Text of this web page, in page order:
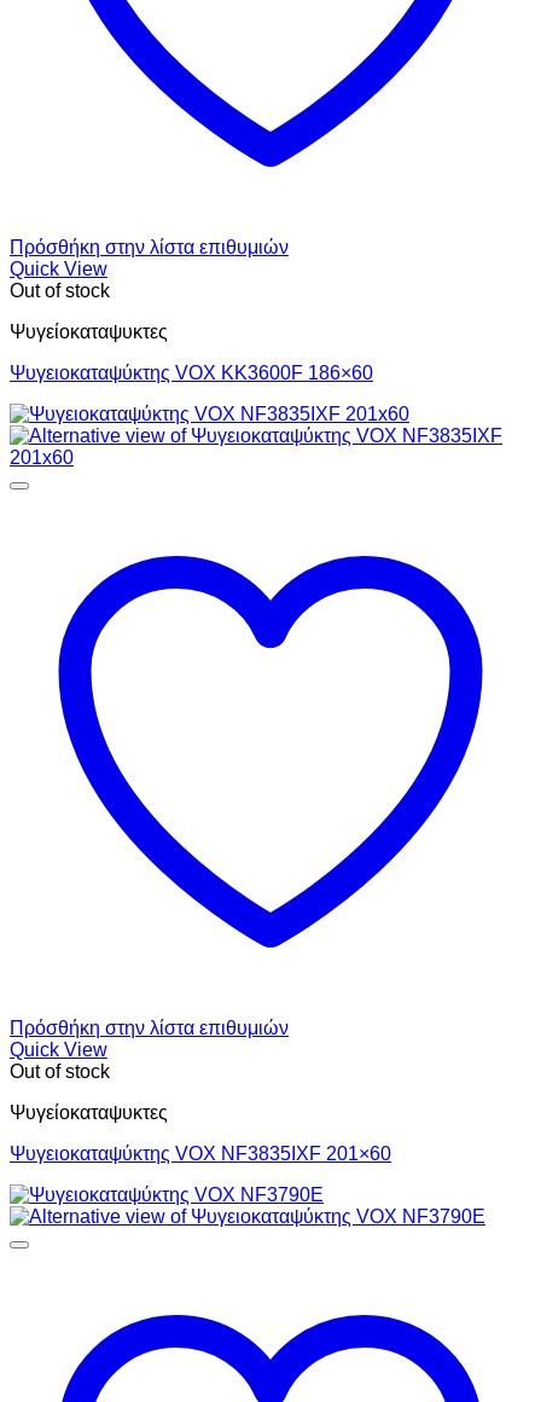
Πρόσθήκη στην λίστα επιθυμιών
Quick View
Out of stock
Ψυγείοκαταψυκτες
Ψυγειοκαταψύκτης VOX KK3600F 186×60
Πρόσθήκη στην λίστα επιθυμιών
Quick View
Out of stock
Ψυγείοκαταψυκτες
Ψυγειοκαταψύκτης VOX NF3835IXF 201×60